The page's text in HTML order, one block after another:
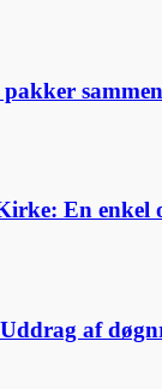
En enkel
af